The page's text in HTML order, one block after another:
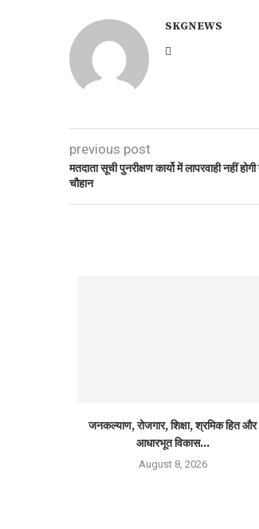
SKGNEWS
previous post
मतदाता सूची पुनरीक्षण कार्यो में लापरवाही नहीं
चौहान
जनकल्याण, रोजगार, शिक्षा, श्रमिक हित और
आधारभूत विकास...
August 8, 2026